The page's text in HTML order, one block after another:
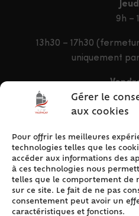
Gérer le
aux cookies
Pour offrir les meilleures
technologies telles que les
accéder aux informations des
à ces technologies nous
telles que le comportement de
sur ce site. Le fait de ne pas
consentement peut avoir un
caractéristiques et fonctions.
9h –
13h30 – 17h30
uniquement
9h – 12h &
ACCÈS
Plan
Mentions